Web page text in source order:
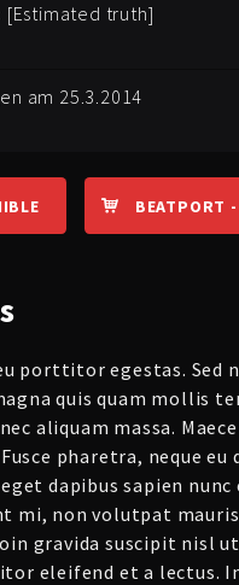
[Estimated truth]
am 25.3.2014
BEATPORT
porttitor egestas. Sed
quis quam mollis
aliquam massa.
pharetra, neque eu
dapibus sapien nunc
mi, non volutpat
gravida suscipit nisl
eleifend et a lectus.